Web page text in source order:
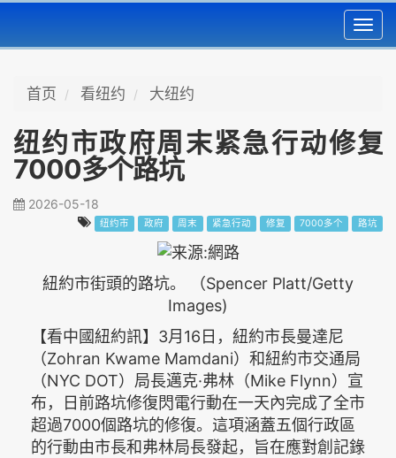
首页 看纽约 大纽约
纽约市政府周末紧急行动修复
7000多个路坑
2026-05-18
纽约市 政府 周末 紧急行动 修复 7000多个 路坑
紐約市街頭的路坑。 （Spencer Platt/Getty
Images)
【看中國紐約訊】3月16日，紐約市長曼達尼
（Zohran Kwame Mamdani）和紐約市交通局
（NYC DOT）局長邁克·弗林（Mike Flynn）宣
布，日前路坑修復閃電行動在一天內完成了全市
超過7000個路坑的修復。這項涵蓋五個行政區
的行動由市長和弗林局長發起，旨在應對創記錄